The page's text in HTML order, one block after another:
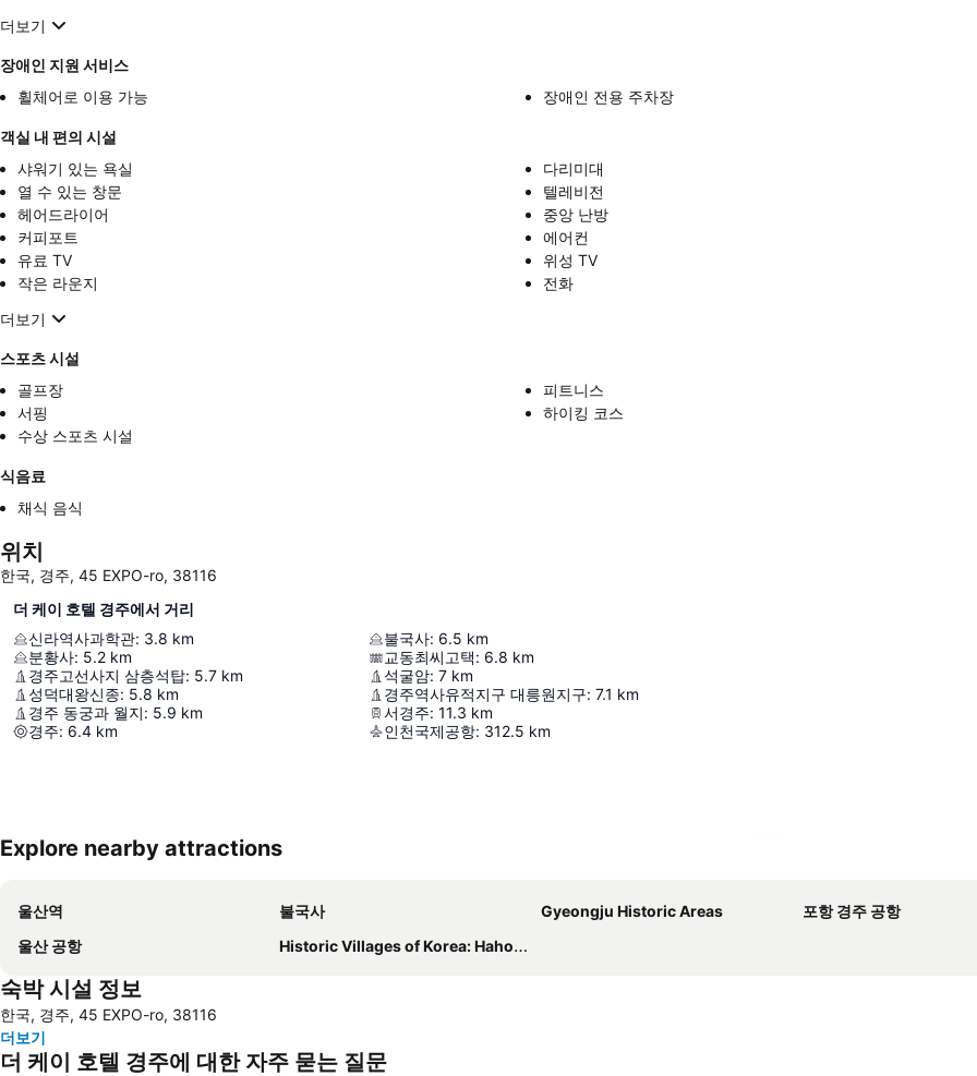
더보기
장애인 지원 서비스
휠체어로 이용 가능
장애인 전용 주차장
객실 내 편의 시설
샤워기 있는 욕실
다리미대
열 수 있는 창문
텔레비전
헤어드라이어
중앙 난방
커피포트
에어컨
유료 TV
위성 TV
작은 라운지
전화
더보기
스포츠 시설
골프장
피트니스
서핑
하이킹 코스
수상 스포츠 시설
식음료
채식 음식
위치
한국, 경주, 45 EXPO-ro, 38116
더 케이 호텔 경주에서 거리
신라역사과학관: 3.8 km
분황사: 5.2 km
경주고선사지 삼층석탑: 5.7 km
성덕대왕신종: 5.8 km
경주 동궁과 월지: 5.9 km
경주: 6.4 km
불국사: 6.5 km
교동최씨고택: 6.8 km
석굴암: 7 km
경주역사유적지구 대릉원지구: 7.1 km
서경주: 11.3 km
인천국제공항: 312.5 km
Explore nearby attractions
울산역 불국사 Gyeongju Historic Areas
포항 경주 공항
울산 공항
Historic Villages of Korea: Hahoe and Yangdong
숙박 시설 정보
한국, 경주, 45 EXPO-ro, 38116
더보기
더 케이 호텔 경주에 대한 자주 묻는 질문